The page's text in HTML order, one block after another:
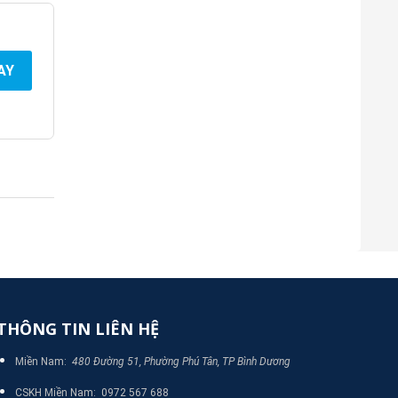
TIN LIÊN HỆ
Miền Nam: 480 Đường 51, Phường Phú Tân, TP Bình Dương
CSKH Miền Nam: 0972 567 688